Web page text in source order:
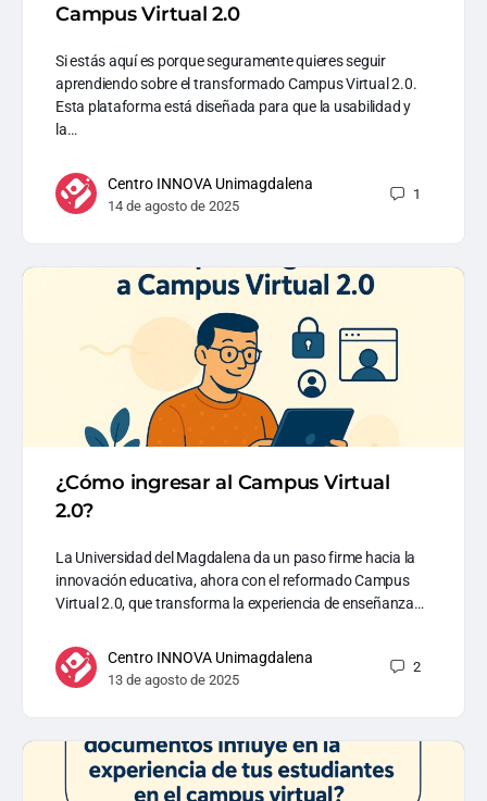
Campus Virtual 2.0
Si estás aquí es porque seguramente quieres seguir
aprendiendo sobre el transformado Campus Virtual 2.0.
Esta plataforma está diseñada para que la usabilidad y
la…
Centro INNOVA Unimagdalena
14 de agosto de 2025
1
¿Cómo ingresar al Campus Virtual
2.0?
La Universidad del Magdalena da un paso firme hacia la
innovación educativa, ahora con el reformado Campus
Virtual 2.0, que transforma la experiencia de enseñanza…
Centro INNOVA Unimagdalena
13 de agosto de 2025
2